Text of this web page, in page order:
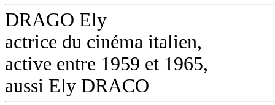
DRAGO Ely
actrice du cinéma italien,
active entre 1959 et 1965,
aussi Ely DRACO